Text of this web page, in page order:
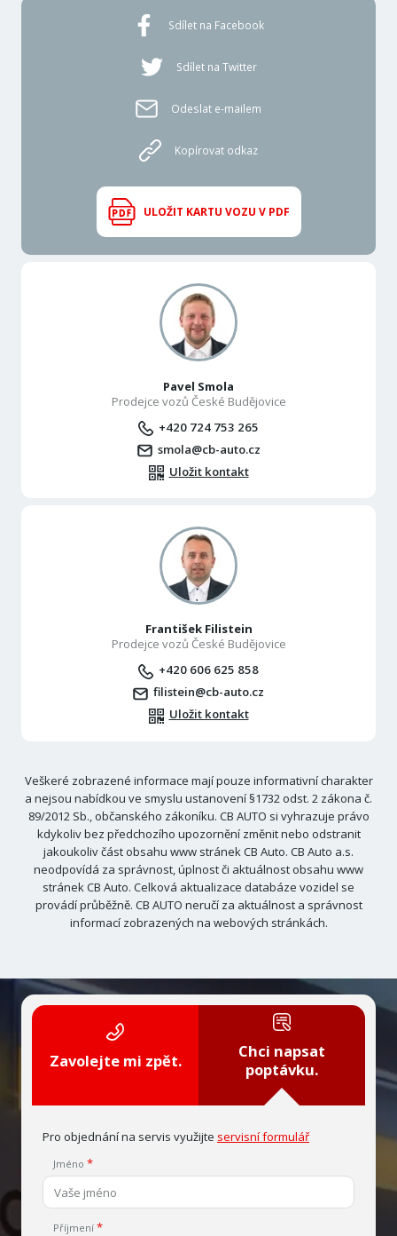
Sdílet na Facebook
Sdílet na Twitter
Odeslat e-mailem
Kopírovat odkaz
ULOŽIT KARTU VOZU V PDF
Pavel Smola
Prodejce vozů České Budějovice
+420 724 753 265
smola@cb-auto.cz
Uložit kontakt
František Filistein
Prodejce vozů České Budějovice
+420 606 625 858
filistein@cb-auto.cz
Uložit kontakt
Veškeré zobrazené informace mají pouze informativní charakter
a nejsou nabídkou ve smyslu ustanovení §1732 odst. 2 zákona č.
89/2012 Sb., občanského zákoníku. CB AUTO si vyhrazuje právo
kdykoliv bez předchozího upozornění změnit nebo odstranit
jakoukoliv část obsahu www stránek CB Auto. CB Auto a.s.
neodpovídá za správnost, úplnost či aktuálnost obsahu www
stránek CB Auto. Celková aktualizace databáze vozidel se
provádí průběžně. CB AUTO neručí za aktuálnost a správnost
informací zobrazených na webových stránkách.
Zavolejte mi zpět.
Chci napsat
poptávku.
Pro objednání na servis využijte servisní formulář
Jméno
Příjmení